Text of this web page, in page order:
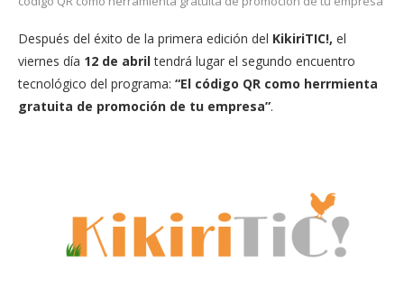
Después del éxito de la primera edición del KikiriTIC!, el
viernes día 12 de abriltendrá lugar el segundo encuentro
tecnológico del programa: “El código QR como herrmienta
gratuita de promoción de tu empresa”.